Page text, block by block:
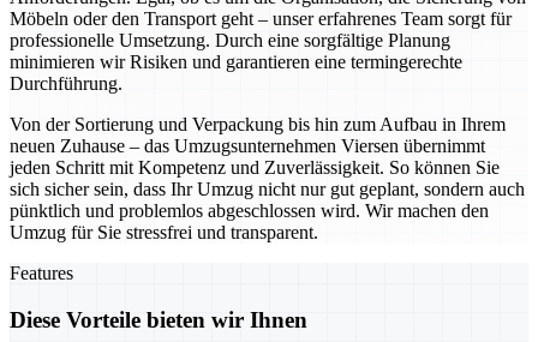
Möbeln oder den Transport geht – unser erfahrenes Team sorgt für
professionelle Umsetzung. Durch eine sorgfältige Planung
minimieren wir Risiken und garantieren eine termingerechte
Durchführung.
Von der Sortierung und Verpackung bis hin zum Aufbau in Ihrem
neuen Zuhause – das Umzugsunternehmen Viersen übernimmt
jeden Schritt mit Kompetenz und Zuverlässigkeit. So können Sie
sich sicher sein, dass Ihr Umzug nicht nur gut geplant, sondern auch
pünktlich und problemlos abgeschlossen wird. Wir machen den
Umzug für Sie stressfrei und transparent.
Features
Diese Vorteile bieten wir Ihnen